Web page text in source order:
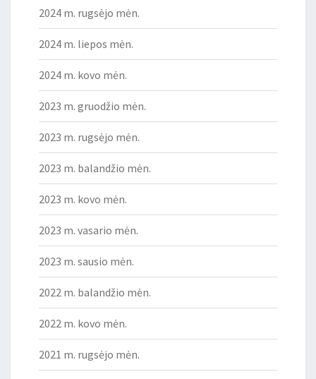
2024 m. rugsėjo mėn.
2024 m. liepos mėn.
2024 m. kovo mėn.
2023 m. gruodžio mėn.
2023 m. rugsėjo mėn.
2023 m. balandžio mėn.
2023 m. kovo mėn.
2023 m. vasario mėn.
2023 m. sausio mėn.
2022 m. balandžio mėn.
2022 m. kovo mėn.
2021 m. rugsėjo mėn.